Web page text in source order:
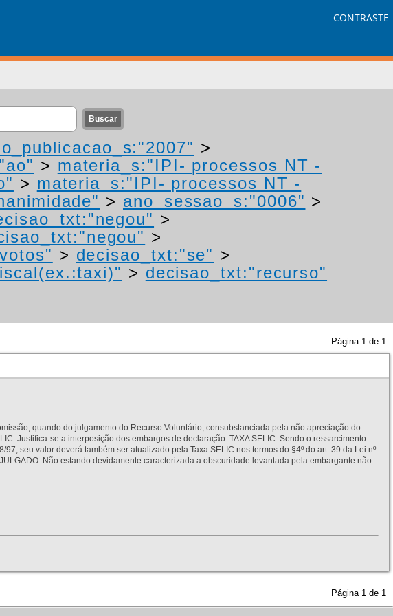
CONTRASTE
>
> materia_s:"IPI- processos NT -
> materia_s:"IPI- processos NT -
> ano_sessao_s:"0006" >
>
>
> decisao_txt:"se" >
> decisao_txt:"recurso"
Página 1 de 1
quando do julgamento do Recurso Voluntário, consubstanciada pela não apreciação do
Justifica-se a interposição dos embargos de declaração. TAXA SELIC. Sendo o ressarcimento
seu valor deverá também ser atualizado pela Taxa SELIC nos termos do §4º do art. 39 da Lei nº
Não estando devidamente caracterizada a obscuridade levantada pela embargante não
Página 1 de 1